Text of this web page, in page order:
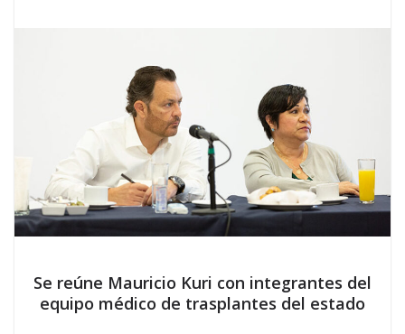
Se reúne Mauricio Kuri con integrantes del
equipo médico de trasplantes del estado